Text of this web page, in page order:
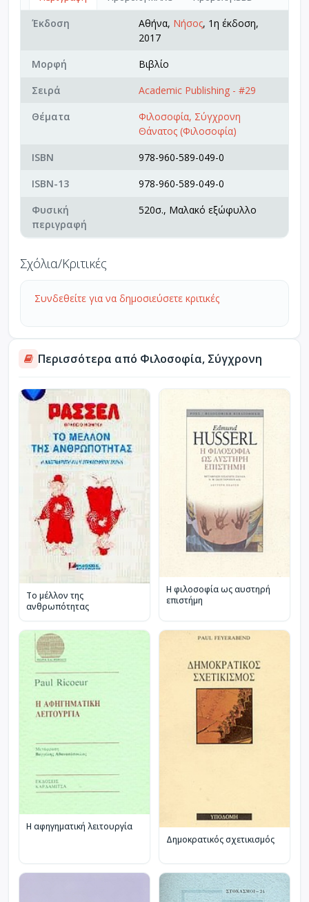
Έκδοση Αθήνα, Νήσος, 1η έκδοση,
2017
Μορφή
Βιβλίο
Σειρά
Academic Publishing - #29
Θέματα
Φιλοσοφία, Σύγχρονη
Θάνατος (Φιλοσοφία)
ISBN
978-960-589-049-0
ISBN-13
978-960-589-049-0
Φυσική
περιγραφή
520σ., Μαλακό εξώφυλλο
Σχόλια/Κριτικές
Συνδεθείτε για να δημοσιεύσετε κριτικές
Περισσότερα από Φιλοσοφία, Σύγχρονη
Το μέλλον της
ανθρωπότητας
Η φιλοσοφία ως αυστηρή
επιστήμη
Η αφηγηματική λειτουργία
Δημοκρατικός σχετικισμός